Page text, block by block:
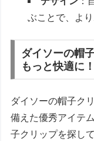
ぶことで、よ
ダイソーの帽
もっと快適に！
ダイソーの帽子ク
備えた優秀アイテ
子クリップを探し